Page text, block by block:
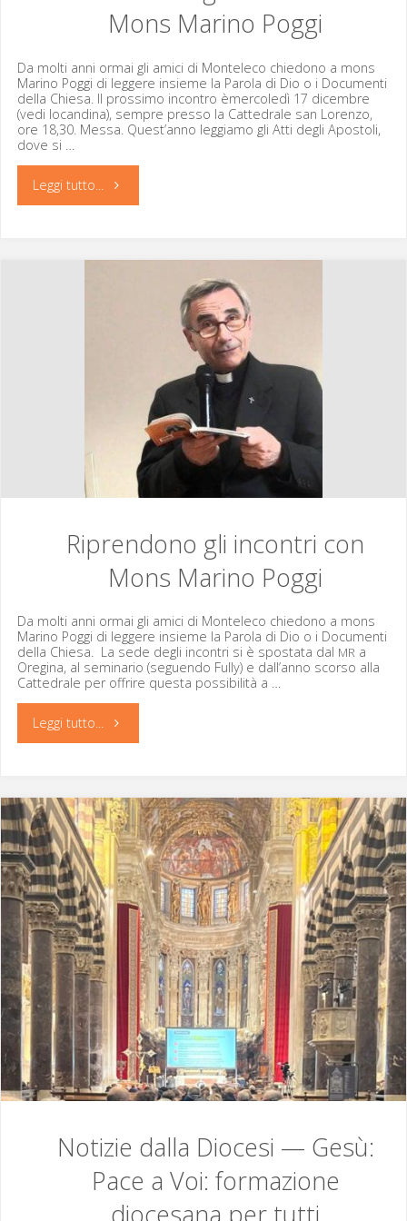
mons
Castellucci,
22
Mons Marino Poggi
Da molti anni ormai gli ami­ci di Mon­t­ele­co chiedono a mons
Mari­no Pog­gi di leg­gere insieme la Paro­la di Dio o i Doc­u­men­ti
del­la Chiesa. Il prossi­mo incon­tro èmer­coledì 17 dicem­bre
(vedi locan­d­i­na), sem­pre pres­so la Cat­te­drale san Loren­zo,
ore 18,30. Mes­sa. Quest’anno leg­giamo gli Atti degli Apos­toli,
dove si …
Leggi tutto... "Continuano
incontri
Riprendono gli incontri con
Mons Marino Poggi
Da molti anni ormai gli ami­ci di Mon­t­ele­co chiedono a mons
Mari­no Pog­gi di leg­gere insieme la Paro­la di Dio o i Doc­u­men­ti
del­la Chiesa. La sede degli incon­tri si è sposta­ta dal MRa
Oregi­na, al sem­i­nario (seguen­do Ful­ly) e dall’anno scor­so alla
Cat­te­drale per offrire ques­ta pos­si­bil­ità a …
Leggi tutto... "Riprendono
incontri
con
Mons
Marino
Poggi"
Notizie dalla Diocesi — Gesù:
Pace a Voi: formazione
diocesana per tutti